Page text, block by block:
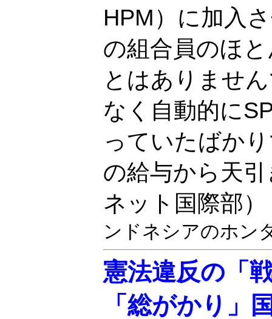
HPM）に加入
の組合員のほ
とはありませ
なく自動的に
っていたばか
の給与から天
ネット国際部
ンドネシアのホン
憲法違反の「
「総がかり」